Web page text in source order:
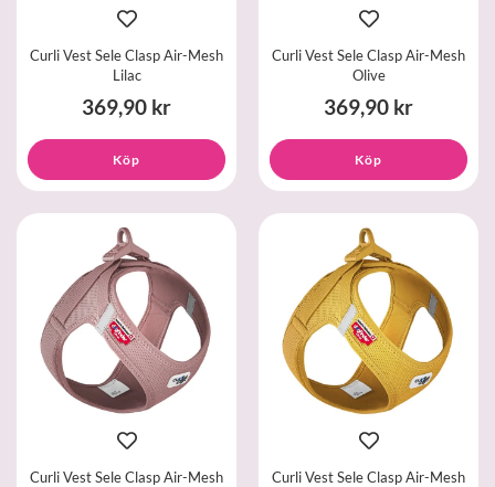
Curli Vest Sele Clasp Air-Mesh
Lilac
369,90 kr
Köp
Curli Vest Sele Clasp Air-Mesh
Olive
369,90 kr
Köp
Curli Vest Sele Clasp Air-Mesh Curli Vest Sele Clasp Air-Mesh